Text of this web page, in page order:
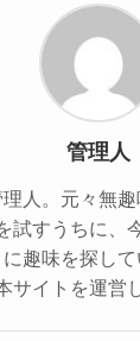
管理人
人。元々無趣
試すうちに、
趣味を探し
サイトを運営